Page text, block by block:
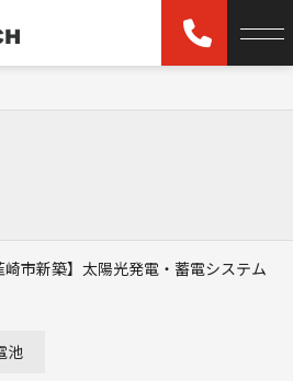
崎市新築】太陽光発電・蓄電システム
池